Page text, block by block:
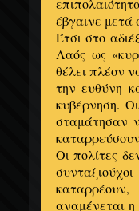
έβγαινε μετά
Έτσι στο
Λαός ως
θέλει πλέον
την ευθύνη
κυβέρνηση.
σταμάτησαν
Οι πολίτες
αναμένεται